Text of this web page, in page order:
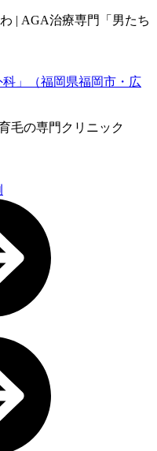
| AGA治療専門「男たち
毛の専門クリニック